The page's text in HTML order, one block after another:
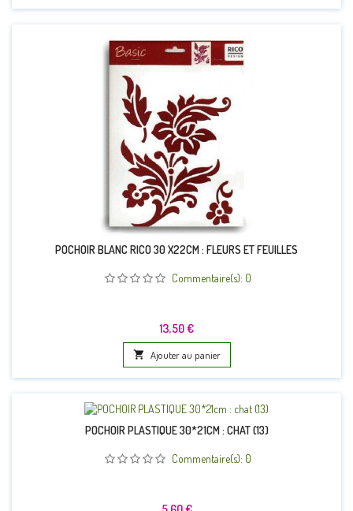
POCHOIR BLANC RICO 30 X22CM : FLEURS ET FEUILLES
Commentaire(s): 0
Prix
13,50 €
 Ajouter au panier
POCHOIR PLASTIQUE 30*21CM : CHAT (13)
Commentaire(s): 0